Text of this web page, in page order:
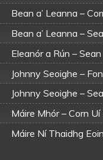
Bean a’ Leanna –
Bean a’ Leanna –
Eleanór a Rún –
Johnny Seoighe –
Johnny Seoighe –
Máire Mhór – Corn
Máire Ní Thaidhg